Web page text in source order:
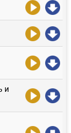
и